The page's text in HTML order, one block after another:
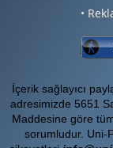
•
İçerik sağlayıcı
adresimizde 5651
Maddesine göre
sorumludur. Uni-